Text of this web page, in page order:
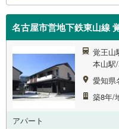
名古屋市営地下鉄東山線
覚王山
本山駅
愛知県
築8年/
アパート